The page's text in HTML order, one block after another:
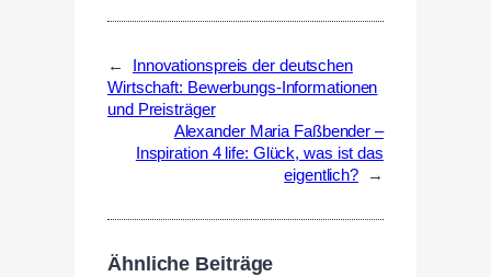
←
Innovationspreis der deutschen
Wirtschaft: Bewerbungs-Informationen
und Preisträger
Alexander Maria Faßbender –
Inspiration 4 life: Glück, was ist das
eigentlich?
→
Ähnliche Beiträge